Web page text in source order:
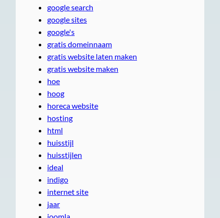
google search
google sites
google's
gratis domeinnaam
gratis website laten maken
gratis website maken
hoe
hoog
horeca website
hosting
html
huisstijl
huisstijlen
ideal
indigo
internet site
jaar
joomla